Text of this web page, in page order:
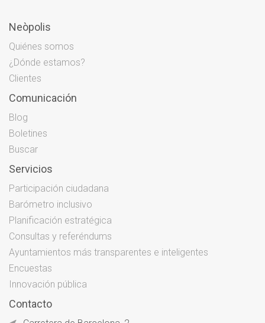
Neòpolis
Quiénes somos
¿Dónde estamos?
Clientes
Comunicación
Blog
Boletines
Buscar
Servicios
Participación ciudadana
Barómetro inclusivo
Planificación estratégica
Consultas y referéndums
Ayuntamientos más transparentes e inteligentes
Encuestas
Innovación pública
Contacto